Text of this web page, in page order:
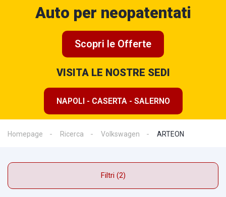
Auto per neopatentati
Scopri le Offerte
VISITA LE NOSTRE SEDI
NAPOLI - CASERTA - SALERNO
Homepage Ricerca Volkswagen ARTEON
Filtri (2)